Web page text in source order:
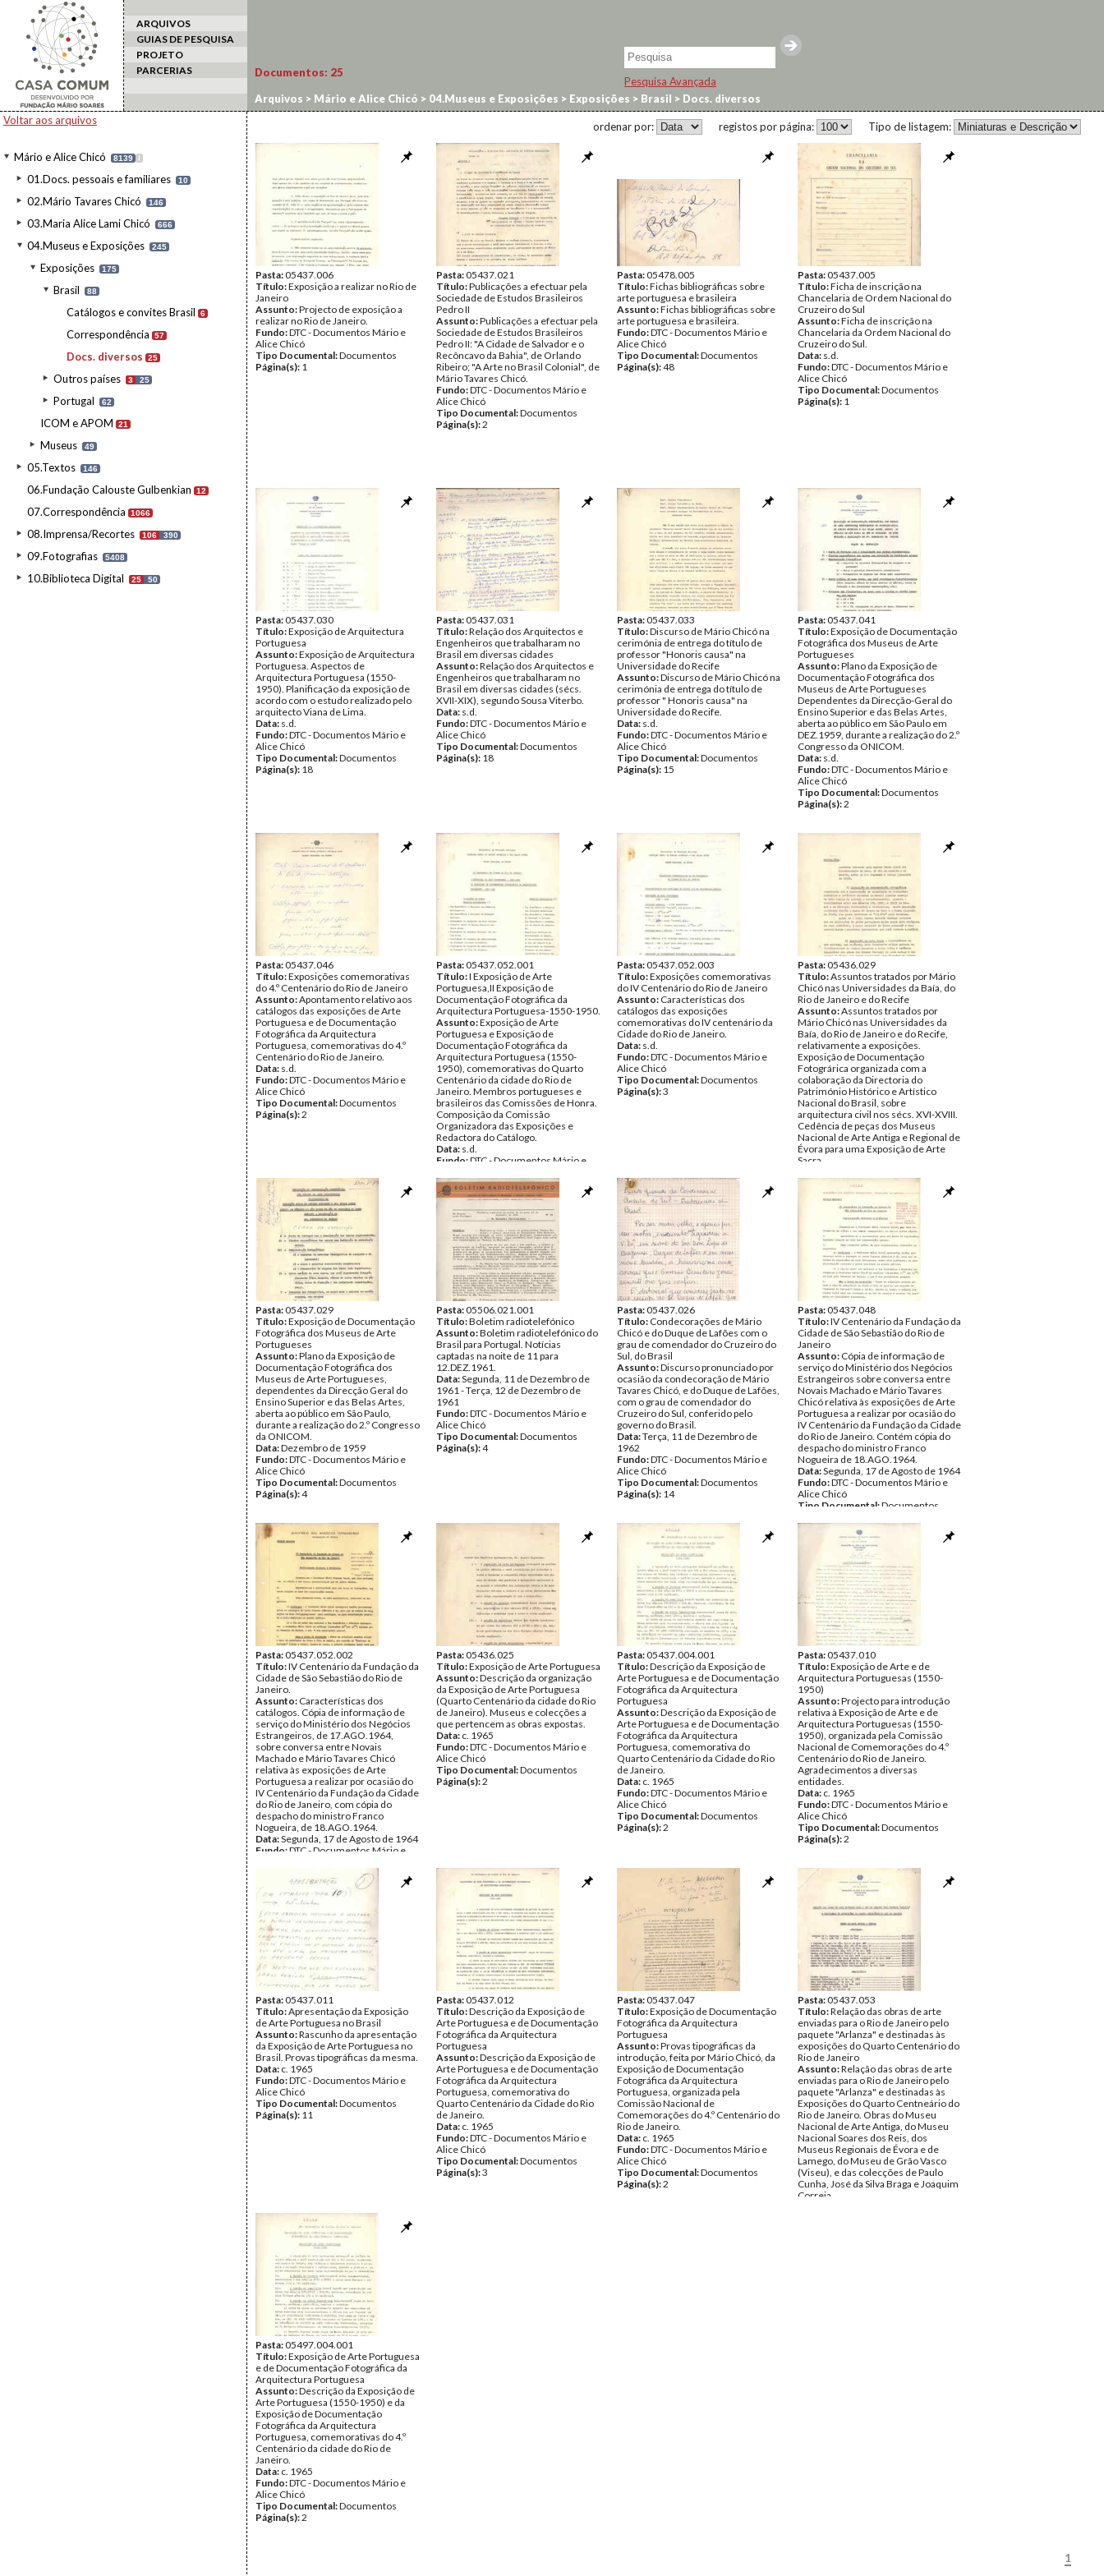
ARQUIVOS
GUIAS DE PESQUISA
PROJETO
PARCERIAS
Pesquisa Avançada
Voltar aos arquivos
Mário e Alice Chicó 8139 I
01.Docs. pessoais e familiares 10
02.Mário Tavares Chicó 146
03.Maria Alice Lami Chicó 666
04.Museus e Exposições 245
Exposições 175
Brasil 88
Catálogos e convites Brasil 6
Correspondência 57
Docs. diversos 25
Outros países 3 25
Portugal 62
ICOM e APOM 21
Museus 49
05.Textos 146
06.Fundação Calouste Gulbenkian 12
07.Correspondência 1066
08.Imprensa/Recortes 106 390
09.Fotografias 5408
10.Biblioteca Digital 25 50
Documentos: 25
Arquivos > Mário e Alice Chicó > 04.Museus e Exposições > Exposições > Brasil > Docs. diversos
Tipo de listagem:
registos por página:
ordenar por:
Pasta:05437.006
Título:Exposição a realizar no Rio de
Janeiro
Assunto:Projecto de exposição a
realizar no Rio de Janeiro.
Fundo:DTC - Documentos Mário e
Alice Chicó
Tipo Documental:Documentos
Página(s): 1
Pasta:05437.021
Título:Publicações a efectuar pela
Sociedade de Estudos Brasileiros
Pedro II
Assunto:Publicações a efectuar pela
Sociedade de Estudos Brasileiros
Pedro II: "A Cidade de Salvador e o
Recôncavo da Bahia", de Orlando
Ribeiro; "A Arte no Brasil Colonial", de
Mário Tavares Chicó.
Fundo:DTC - Documentos Mário e
Alice Chicó
Tipo Documental:Documentos
Página(s):2
Pasta:05478.005
Título:Fichas bibliográficas sobre
arte portuguesa e brasileira
Assunto:Fichas bibliográficas sobre
arte portuguesa e brasileira.
Fundo:DTC - Documentos Mário e
Alice Chicó
Tipo Documental:Documentos
Página(s):48
Pasta:05437.005
Título:Ficha de inscrição na
Chancelaria de Ordem Nacional do
Cruzeiro do Sul
Assunto:Ficha de inscrição na
Chancelaria da Ordem Nacional do
Cruzeiro do Sul.
Data: s.d.
Fundo:DTC - Documentos Mário e
Alice Chicó
Tipo Documental:Documentos
Página(s): 1
Pasta:05437.030
Título:Exposição de Arquitectura
Portuguesa
Assunto:Exposição de Arquitectura
Portuguesa. Aspectos de
Arquitectura Portuguesa (1550-
1950). Planificação da exposição de
acordo com o estudo realizado pelo
arquitecto Viana de Lima.
Data: s.d.
Fundo:DTC - Documentos Mário e
Alice Chicó
Tipo Documental:Documentos
Página(s): 18
Pasta:05437.031
Título:Relação dos Arquitectos e
Engenheiros que trabalharam no
Brasil em diversas cidades
Assunto:Relação dos Arquitectos e
Engenheiros que trabalharam no
Brasil em diversas cidades (sécs.
XVII-XIX), segundo Sousa Viterbo.
Data: s.d.
Fundo:DTC - Documentos Mário e
Alice Chicó
Tipo Documental:Documentos
Página(s): 18
Pasta:05437.033
Título:Discurso de Mário Chicó na
cerimónia de entrega do título de
professor "Honoris causa" na
Universidade do Recife
Assunto:Discurso de Mário Chicó na
cerimónia de entrega do título de
professor " Honoris causa" na
Universidade do Recife.
Data: s.d.
Fundo:DTC - Documentos Mário e
Alice Chicó
Tipo Documental:Documentos
Página(s): 15
Pasta:05437.041
Título:Exposição de Documentação
Fotográfica dos Museus de Arte
Portugueses
Assunto:Plano da Exposição de
Documentação Fotográfica dos
Museus de Arte Portugueses
Dependentes da Direcção-Geral do
Ensino Superior e das Belas Artes,
aberta ao público em São Paulo em
DEZ.1959, durante a realização do 2.º
Congresso da ONICOM.
Data: s.d.
Fundo:DTC - Documentos Mário e
Alice Chicó
Tipo Documental:Documentos
Página(s):2
Pasta:05437.046
Título:Exposições comemorativas
do 4.º Centenário do Rio de Janeiro
Assunto:Apontamento relativo aos
catálogos das exposições de Arte
Portuguesa e de Documentação
Fotográfica da Arquitectura
Portuguesa, comemorativas do 4.º
Centenário do Rio de Janeiro.
Data: s.d.
Fundo:DTC - Documentos Mário e
Alice Chicó
Tipo Documental:Documentos
Página(s):2
Pasta:05437.052.001
Título:I Exposição de Arte
Portuguesa,II Exposição de
Documentação Fotográfica da
Arquitectura Portuguesa-1550-1950.
Assunto:Exposição de Arte
Portuguesa e Exposição de
Documentação Fotográfica da
Arquitectura Portuguesa (1550-
1950), comemorativas do Quarto
Centenário da cidade do Rio de
Janeiro. Membros portugueses e
brasileiros das Comissões de Honra.
Composição da Comissão
Organizadora das Exposições e
Redactora do Catálogo.
Data: s.d.
Fundo:DTC - Documentos Mário e
Tipo Documental:Documentos
Página(s):2
Pasta:05437.052.003
Título:Exposições comemorativas
do IV Centenário do Rio de Janeiro
Assunto: Características dos
catálogos das exposições
comemorativas do IV centenário da
Cidade do Rio de Janeiro.
Data: s.d.
Fundo:DTC - Documentos Mário e
Alice Chicó
Tipo Documental:Documentos
Página(s):3
Pasta:05436.029
Título:Assuntos tratados por Mário
Chicó nas Universidades da Baía, do
Rio de Janeiro e do Recife
Assunto:Assuntos tratados por
Mário Chicó nas Universidades da
Baía, do Rio de Janeiro e do Recife,
relativamente a exposições.
Exposição de Documentação
Fotográrica organizada com a
colaboração da Directoria do
Património Histórico e Artístico
Nacional do Brasil, sobre
arquitectura civil nos sécs. XVI-XVIII.
Cedência de peças dos Museus
Nacional de Arte Antiga e Regional de
Évora para uma Exposição de Arte
Sacra.
DTC - Documentos Mário e
Alice Chicó
Tipo Documental:Documentos
Página(s):1
Pasta:05437.029
Título:Exposição de Documentação
Fotográfica dos Museus de Arte
Portugueses
Assunto:Plano da Exposição de
Documentação Fotográfica dos
Museus de Arte Portugueses,
dependentes da Direcção Geral do
Ensino Superior e das Belas Artes,
aberta ao público em São Paulo,
durante a realização do 2.º Congresso
da ONICOM.
Data:Dezembro de 1959
Fundo:DTC - Documentos Mário e
Alice Chicó
Tipo Documental:Documentos
Página(s):4
Pasta:05506.021.001
Título:Boletim radiotelefónico
Assunto:Boletim radiotelefónico do
Brasil para Portugal. Notícias
captadas na noite de 11 para
12.DEZ.1961.
Data:Segunda, 11 de Dezembro de
1961 - Terça, 12 de Dezembro de
1961
Fundo:DTC - Documentos Mário e
Alice Chicó
Tipo Documental:Documentos
Página(s):4
Pasta:05437.026
Título: Condecorações de Mário
Chicó e do Duque de Lafões com o
grau de comendador do Cruzeiro do
Sul, do Brasil
Assunto:Discurso pronunciado por
ocasião da condecoração de Mário
Tavares Chicó, e do Duque de Lafões,
com o grau de comendador do
Cruzeiro do Sul, conferido pelo
governo do Brasil.
Data:Terça, 11 de Dezembro de
1962
Fundo:DTC - Documentos Mário e
Alice Chicó
Tipo Documental:Documentos
Página(s): 14
Pasta:05437.048
Título:IV Centenário da Fundação da
Cidade de São Sebastião do Rio de
Janeiro
Assunto: Cópia de informação de
serviço do Ministério dos Negócios
Estrangeiros sobre conversa entre
Novais Machado e Mário Tavares
Chicó relativa às exposições de Arte
Portuguesa a realizar por ocasião do
IV Centenário da Fundação da Cidade
do Rio de Janeiro. Contém cópia do
despacho do ministro Franco
Nogueira de 18.AGO.1964.
Data:Segunda, 17 de Agosto de 1964
Fundo:DTC - Documentos Mário e
Alice Chicó
Tipo Documental:Documentos
Pasta:05437.052.002
Título:IV Centenário da Fundação da
Cidade de São Sebastião do Rio de
Janeiro.
Assunto: Características dos
catálogos. Cópia de informação de
serviço do Ministério dos Negócios
Estrangeiros, de 17.AGO.1964,
sobre conversa entre Novais
Machado e Mário Tavares Chicó
relativa às exposições de Arte
Portuguesa a realizar por ocasião do
IV Centenário da Fundação da Cidade
do Rio de Janeiro, com cópia do
despacho do ministro Franco
Nogueira, de 18.AGO.1964.
Data:Segunda, 17 de Agosto de 1964
Fundo:DTC - Documentos Mário e
Documentos
Página(s):1
Pasta:05436.025
Título:Exposição de Arte Portuguesa
Assunto:Descrição da organização
da Exposição de Arte Portuguesa
(Quarto Centenário da cidade do Rio
de Janeiro). Museus e colecções a
que pertencem as obras expostas.
Data: c. 1965
Fundo:DTC - Documentos Mário e
Alice Chicó
Tipo Documental:Documentos
Página(s):2
Pasta:05437.004.001
Título:Descrição da Exposição de
Arte Portuguesa e de Documentação
Fotográfica da Arquitectura
Portuguesa
Assunto:Descrição da Exposição de
Arte Portuguesa e de Documentação
Fotográfica da Arquitectura
Portuguesa, comemorativa do
Quarto Centenário da Cidade do Rio
de Janeiro.
Data: c. 1965
Fundo:DTC - Documentos Mário e
Alice Chicó
Tipo Documental:Documentos
Página(s):2
Pasta:05437.010
Título:Exposição de Arte e de
Arquitectura Portuguesas (1550-
1950)
Assunto:Projecto para introdução
relativa à Exposição de Arte e de
Arquitectura Portuguesas (1550-
1950), organizada pela Comissão
Nacional de Comemorações do 4.º
Centenário do Rio de Janeiro.
Agradecimentos a diversas
entidades.
Data: c. 1965
Fundo:DTC - Documentos Mário e
Alice Chicó
Tipo Documental:Documentos
Página(s):2
Pasta:05437.011
Título:Apresentação da Exposição
de Arte Portuguesa no Brasil
Assunto:Rascunho da apresentação
da Exposição de Arte Portuguesa no
Brasil. Provas tipográficas da mesma.
Data: c. 1965
Fundo:DTC - Documentos Mário e
Alice Chicó
Tipo Documental:Documentos
Página(s): 11
Pasta:05437.012
Título:Descrição da Exposição de
Arte Portuguesa e de Documentação
Fotográfica da Arquitectura
Portuguesa
Assunto:Descrição da Exposição de
Arte Portuguesa e de Documentação
Fotográfica da Arquitectura
Portuguesa, comemorativa do
Quarto Centenário da Cidade do Rio
de Janeiro.
Data: c. 1965
Fundo:DTC - Documentos Mário e
Alice Chicó
Tipo Documental:Documentos
Página(s):3
Pasta:05437.047
Título:Exposição de Documentação
Fotográfica da Arquitectura
Portuguesa
Assunto:Provas tipográficas da
introdução, feita por Mário Chicó, da
Exposição de Documentação
Fotográfica da Arquitectura
Portuguesa, organizada pela
Comissão Nacional de
Comemorações do 4.º Centenário do
Rio de Janeiro.
Data: c. 1965
Fundo:DTC - Documentos Mário e
Alice Chicó
Tipo Documental:Documentos
Página(s):2
Pasta:05437.053
Título:Relação das obras de arte
enviadas para o Rio de Janeiro pelo
paquete "Arlanza" e destinadas às
exposições do Quarto Centenário do
Rio de Janeiro
Assunto:Relação das obras de arte
enviadas para o Rio de Janeiro pelo
paquete "Arlanza" e destinadas às
Exposições do Quarto Centneário do
Rio de Janeiro. Obras do Museu
Nacional de Arte Antiga, do Museu
Nacional Soares dos Reis, dos
Museus Regionais de Évora e de
Lamego, do Museu de Grão Vasco
(Viseu), e das colecções de Paulo
Cunha, José da Silva Braga e Joaquim
Correia.
Pasta:05497.004.001
Título:Exposição de Arte Portuguesa
e de Documentação Fotográfica da
Arquitectura Portuguesa
Assunto:Descrição da Exposição de
Arte Portuguesa (1550-1950) e da
Exposição de Documentação
Fotográfica da Arquitectura
Portuguesa, comemorativas do 4.º
Centenário da cidade do Rio de
Janeiro.
Data: c. 1965
Fundo:DTC - Documentos Mário e
Alice Chicó
Tipo Documental:Documentos
Página(s):2
1